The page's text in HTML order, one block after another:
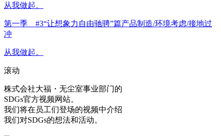
从我做起。
第一季 #3“让想象力自由驰骋”篇产品制造/环境考虑/接地过
冲
从我做起。
滚动
株式会社大福・无尘室事业部门的
SDGs官方视频网站。
我们将在员工们登场的视频中介绍
我们对SDGs的想法和活动。